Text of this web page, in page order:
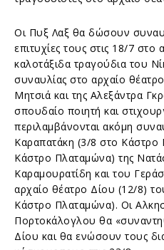
Οι Πυξ Λαξ θα δώσουν
επιτυχίες τους στις 18/7
καλοτάξιδα τραγούδια του
συναυλίας στο αρχαίο
Μητσιά και της Αλεξάντρα
σπουδαίο ποιητή και
περιλαμβάνονται ακόμη
Καραπατάκη (3/8 στο
Κάστρο Πλαταμώνα) της
Καραμουρατίδη και του
αρχαίο θέατρο Δίου (12/8)
Κάστρο Πλαταμώνα). Οι
Πορτοκάλογλου θα
Δίου και θα ενώσουν τους